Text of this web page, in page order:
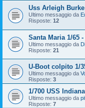
Uss Arleigh Burke
Ultimo messaggio da
Risposte: 12
Santa Maria 1/65
Ultimo messaggio da
Risposte: 21
U-Boot colpito 1/
Ultimo messaggio da
Risposte: 3
1/700 USS
Ultimo messaggio da
Risposte: 7